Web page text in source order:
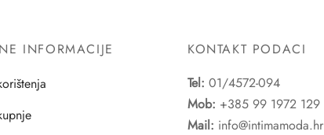
INFORMACIJE
KONTAKT PODACI
Tel: 01/4572-094
Mob: +385 99 1972 129
Mail: info@intimamoda.hr